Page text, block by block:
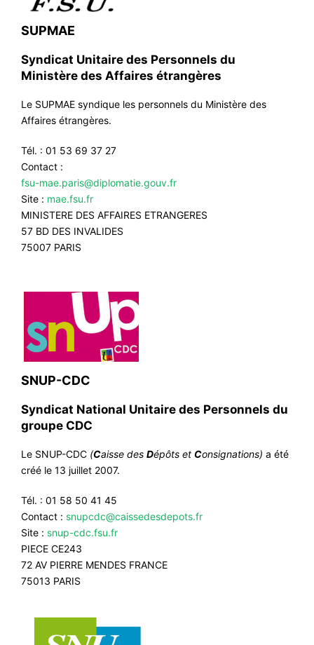
SUPMAE
Syndicat Unitaire des Personnels du
Ministère des Affaires étrangères
Le SUPMAE syndique les personnels du Ministère des
Affaires étrangères.
Tél. : 01 53 69 37 27
Contact :
fsu-mae.paris@diplomatie.gouv.fr
Site : mae.fsu.fr
MINISTERE DES AFFAIRES ETRANGERES
57 BD DES INVALIDES
75007 PARIS
SNUP-CDC
Syndicat National Unitaire des Personnels du
groupe CDC
Le SNUP-CDC (Caisse des Dépôts et Consignations) a été
créé le 13 juillet 2007.
Tél. : 01 58 50 41 45
Contact : snupcdc@caissedesdepots.fr
Site : snup-cdc.fsu.fr
PIECE CE243
72 AV PIERRE MENDES FRANCE
75013 PARIS